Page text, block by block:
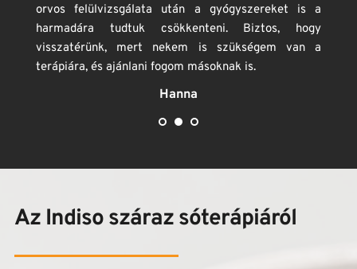
orvos felülvizsgálata után a gyógyszereket is a
harmadára tudtuk csökkenteni. Biztos, hogy
visszatérünk, mert nekem is szükségem van a
terápiára, és ajánlani fogom másoknak is.
Hanna
Az Indiso száraz sóterápiáról